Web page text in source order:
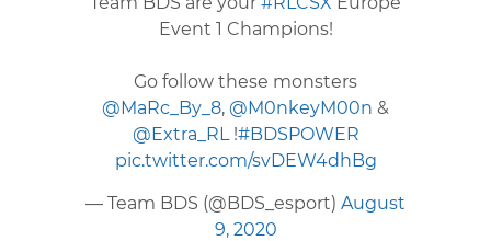
Event 1 Champions!
Go follow these monsters
@MaRc_By_8, @M0nkeyM00n &
@Extra_RL!#BDSPOWER
pic.twitter.com/svDEW4dhBg
— Team BDS (@BDS_esport) August
9, 2020